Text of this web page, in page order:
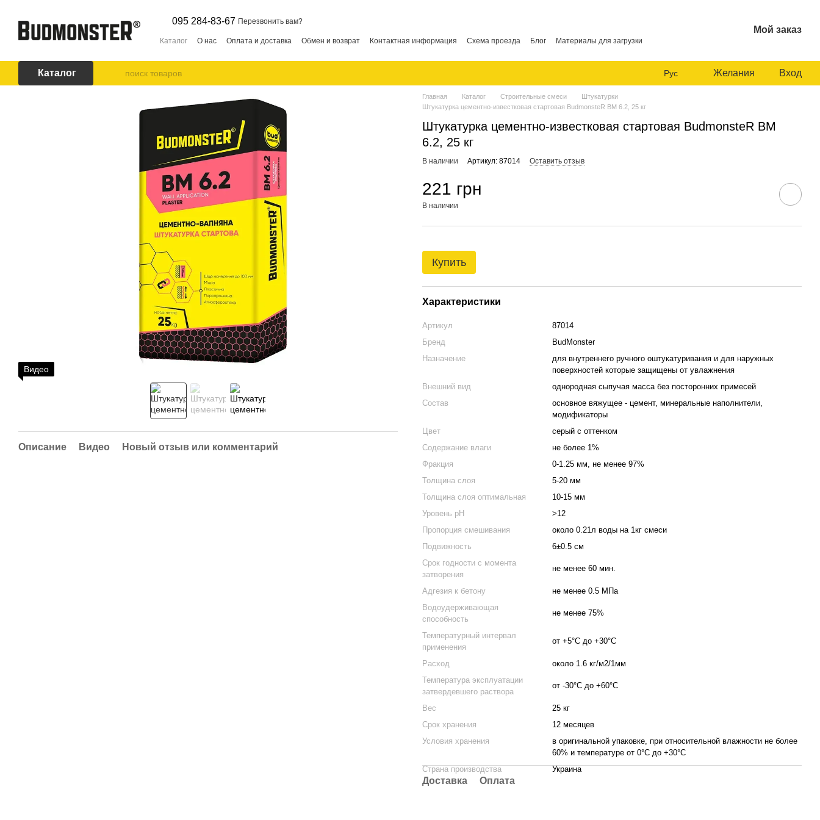
095 284-83-67 Перезвонить вам?
Каталог О нас Оплата и доставка Обмен и возврат Контактная информация Схема проезда Блог Материалы для загрузки
Мой заказ
Каталог Рус Желания Вход
Видео
Описание Видео Новый отзыв или комментарий
Главная Каталог Строительные смеси
Штукатурки
Штукатурка цементно-известковая стартовая BudmonsteR BM 6.2, 25 кг
Штукатурка цементно-известковая стартовая BudmonsteR BM
6.2, 25 кг
В наличии Артикул: 87014 Оставить отзыв
221 грн
В наличии
Купить
Характеристики
Артикул
87014
Бренд
BudMonster
Назначение
для внутреннего ручного оштукатуривания и для наружных
поверхностей которые защищены от увлажнения
Внешний вид
однородная сыпучая масса без посторонних примесей
Состав
основное вяжущее - цемент, минеральные наполнители,
модификаторы
Цвет
серый с оттенком
Содержание влаги
не более 1%
Фракция
0-1.25 мм, не менее 97%
Толщина слоя
5-20 мм
Толщина слоя оптимальная
10-15 мм
Уровень pH
>12
Пропорция смешивания
около 0.21л воды на 1кг смеси
Подвижность
6±0.5 см
Срок годности с момента
затворения
не менее 60 мин.
Адгезия к бетону
не менее 0.5 МПа
Водоудерживающая
способность
не менее 75%
Температурный интервал
применения
от +5°С до +30°С
Расход
около 1.6 кг/м2/1мм
Температура эксплуатации
затвердевшего раствора
от -30°С до +60°С
Вес
25 кг
Срок хранения
12 месяцев
Условия хранения
в оригинальной упаковке, при относительной влажности не более
60% и температуре от 0°С до +30°С
Страна производства
Украина
Доставка Оплата